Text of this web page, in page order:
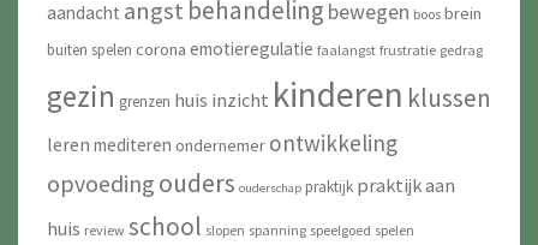
aandacht angst behandeling bewegen boos brein
buiten spelen corona emotieregulatie faalangst frustratie gedrag
gezin grenzen huis inzicht kinderen klussen
leren mediteren ondernemer ontwikkeling
opvoeding ouders ouderschap praktijk praktijk aan
huis review school slopen spanning speelgoed spelen